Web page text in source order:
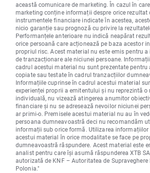
această comunicare de marketing. În cazul în
marketing conține informații despre orice rezultat
instrumentele financiare indicate în acestea,
nicio garanție sau prognoză cu privire la
Performanțele anterioare nu indică neapărat
orice persoană care acționează pe baza acestor
propriul risc. Acest material nu este emis pentru
de tranzacționare ale niciunei persoane.
cadrul acestui material nu sunt prezentate pentru
copiate sau testate în cadrul tranzacțiilor
Informațiile cuprinse în cadrul acestui material
experienței proprii a emitentului și nu reprezintă o
individuală, nu vizează atingerea anumitor
financiare și nu se adresează nevoilor niciunei
ar primi-o. Premisele acestui material nu au în
persoana dumneavoastră deci nu recomandăm
informații sub orice formă. Utilizarea informațiilor
acestui material în orice modalitate se face pe
dumneavoastră răspundere. Acest material este
analist pentru care își asumă răspunderea XTB
autorizată de KNF – Autoritatea de
Polonia."